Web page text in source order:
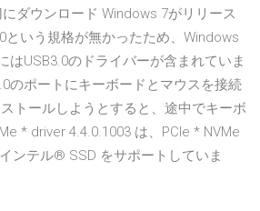
ダウンロード Windows 7がリリース
という規格が無かったため、Windows
はUSB3.0のドライバーが含まれていま
のポートにキーボードとマウスを接続
トールしようとすると、途中でキーボ
* driver 4.4.0.1003 は、PCIe * NVMe
ンテル® SSD をサポートしていま